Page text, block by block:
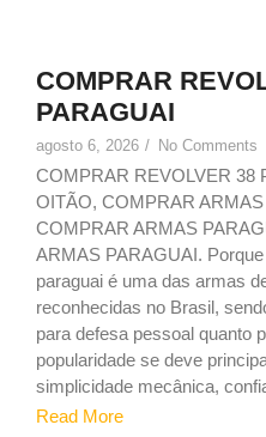
COMPRAR
PARAGUAI
agosto 6, 2026 / No Comments
COMPRAR REVOLVER 38
OITÃO, COMPRAR
COMPRAR ARMAS
ARMAS PARAGUAI.
paraguai é uma das armas
reconhecidas no Brasil,
para defesa pessoal quanto
popularidade se deve
simplicidade mecânica,
Read More